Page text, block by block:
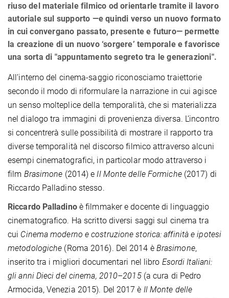
riuso del materiale filmico od orientarle tramite il lavoro
autoriale sul supporto —e quindi verso un nuovo formato
in cui convergano passato, presente e futuro— permette
la creazione di un nuovo ‘sorgere’ temporale e favorisce
una sorta di "appuntamento segreto tra le generazioni".
All’interno del cinema-saggio riconosciamo traiettorie
secondo il modo di riformulare la narrazione in cui agisce
un senso molteplice della temporalità, che si materializza
nel dialogo tra immagini di provenienza diversa. L’incontro
si concentrerà sulle possibilità di mostrare il rapporto tra
diverse temporalità nel discorso filmico attraverso alcuni
esempi cinematografici, in particolar modo attraverso i
film Brasimone (2014) eIl Monte delle Formiche(2017) di
Riccardo Palladino stesso.
Riccardo Palladinoè filmmaker e docente di linguaggio
cinematografico. Ha scritto diversi saggi sul cinema tra
cui Cinema moderno e costruzione storica: affinità e ipotesi
metodologiche (Roma 2016). Del 2014 è Brasimone,
inserito tra i migliori documentari nel libro Esordi Italiani:
gli anni Dieci del cinema, 2010–2015(a cura di Pedro
Armocida, Venezia 2015). Del 2017 è Il Monte delle